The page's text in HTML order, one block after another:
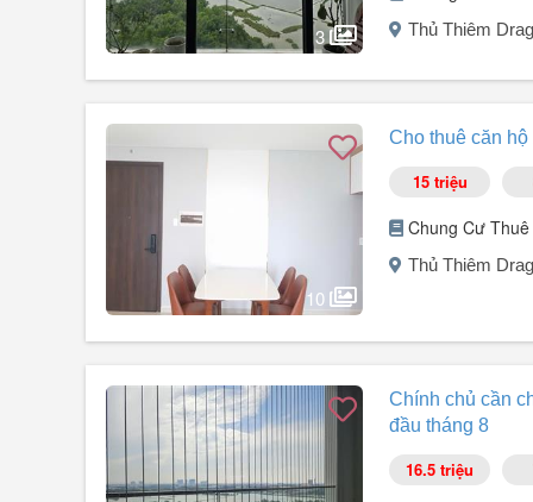
Nội thất đầy đủ cao cấp.
Sofa, bàn trà, kệ TV.
Tivi, tủ lạnh, máy giặt.
Máy lạnh các ...
3 Thủ Thiêm
Cần cho thuê gấp căn hộ Thủ Thiêm Dragon 2PN. Full
Liên hệ xem nhà: Ms. Lana cư dân Thủ Thiêm
10
Cho thuê căn
15 triệu
Chung Cư Thuê
Thủ Thiêm
Cho thuê căn hộ 2PN chung cư Thủ Thiêm Dragon số
Căn hộ 80m² thiết kế 2PN 2WC.
Nội thất đầy đủ chưa bao gồm thiết bị điện máy.
Giá thuê 15 triệu/tháng.
Chính chủ cần
đầu tháng 8
16.5 triệu